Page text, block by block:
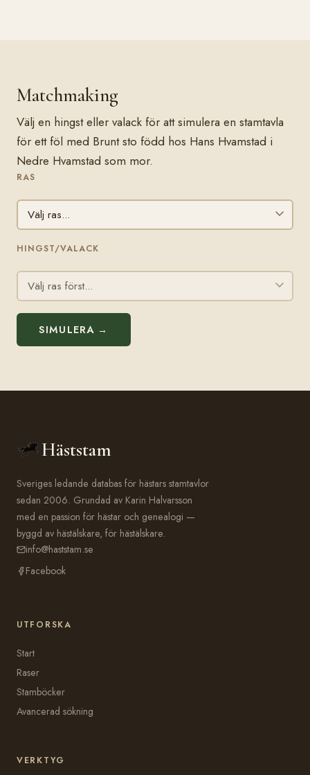
Matchmaking
Välj en hingst eller valack för att simulera en stamtavla
för ett föl med Brunt sto född hos Hans Hvamstad i
Nedre Hvamstad som mor.
RAS
HINGST/VALACK
SIMULERA →
Häststam
Sveriges ledande databas för hästars stamtavlor
sedan 2006. Grundad av Karin Halvarsson
med en passion för hästar och genealogi —
byggd av hästälskare, för hästälskare.
info@haststam.se
Facebook
UTFORSKA
Start
Raser
Stamböcker
Avancerad sökning
VERKTYG